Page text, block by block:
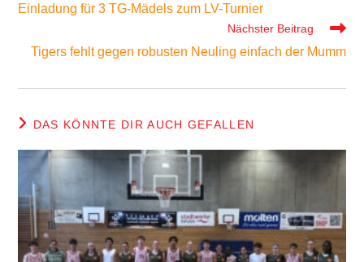
ansehen
Einladung für 3 TG-Mädels zum LV-Turnier
Nächster Beitrag
Tigers fehlt gegen robusten Neuling einfach der Mumm
DAS KÖNNTE DIR AUCH GEFALLEN